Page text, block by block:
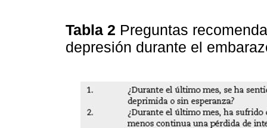
Tabla 2 Preguntas
depresión durante el